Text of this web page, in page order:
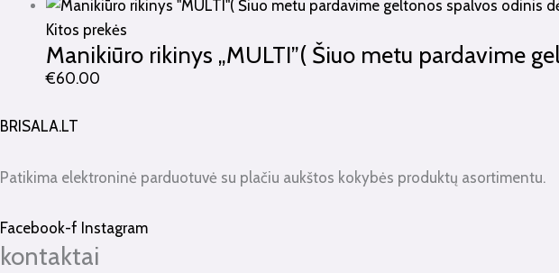
Kitos prekės
Manikiūro rikinys „MULTI”( Šiuo metu pardavime
€60.00
BRISALA.LT
Patikima elektroninė parduotuvė su plačiu aukštos kokybės produktų asortimentu.
Facebook-f Instagram
kontaktai